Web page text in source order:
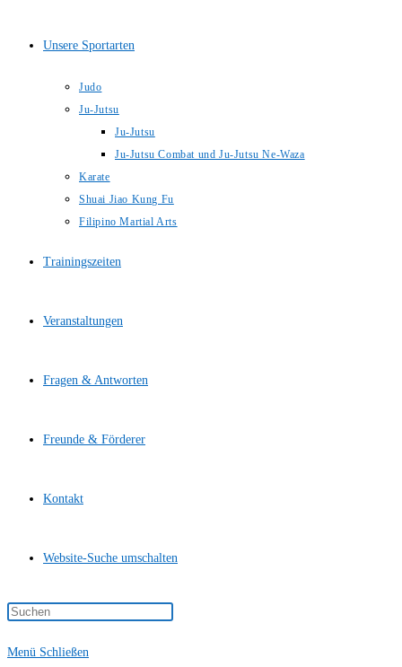
Unsere Sportarten
Judo
Ju-Jutsu
Ju-Jutsu
Ju-Jutsu Combat und Ju-Jutsu Ne-Waza
Karate
Shuai Jiao Kung Fu
Filipino Martial Arts
Trainingszeiten
Veranstaltungen
Fragen & Antworten
Freunde & Förderer
Kontakt
Website-Suche umschalten
Menü Schließen